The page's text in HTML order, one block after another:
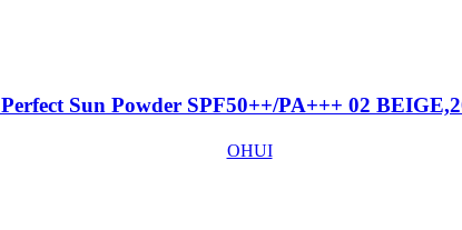
Sun Powder SPF50++/PA+++ 02
OHUI